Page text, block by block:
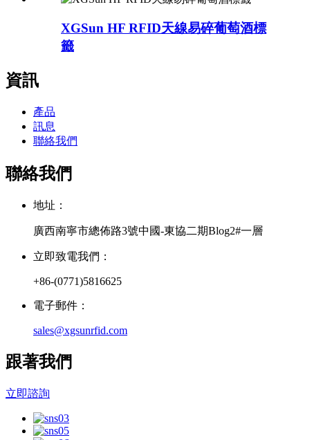
XGSun HF RFID天線易碎葡萄酒標
籤
資訊
產品
訊息
聯絡我們
聯絡我們
地址：
廣西南寧市總佈路3號中國-東協二期Blog2#一層
立即致電我們：
+86-(0771)5816625
電子郵件：
sales@xgsunrfid.com
跟著我們
立即諮詢